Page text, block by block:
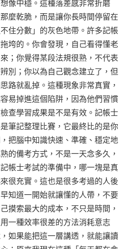
像中穩。這種落差感非常折磨
麼乾脆，而是讓你長時間停留在
住分數」的灰色地帶。許多記帳
垮的。你會發現，自己看得懂老
；你覺得某段法規很熟，不代表
別；你以為自己觀念建立了，但
路就亂掉。這種現象非常真實，
易掉進這個陷阱，因為他們習慣
查學習成果是不是有效。記帳士
筆記整理比賽，它最終比的是你
把腦中知識快速、準確、穩定地
的備考方式，不是一天念多久，
帳士考試的準備中，哪一塊是真
很充實。這也是很多考過的人後
知道一開始就讓懂的人帶，不要
摸索最大的成本，不只是時間，
一種效率很差的方法消耗意志
如果能把這一層講透，就能讓讀